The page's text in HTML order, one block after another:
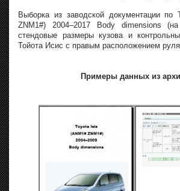
Выборка из заводской документации по
ZNM1#) 2004–2017 Body dimensions
стендовые размеры кузова и
Тойота Исис с правым расположением
Примеры данных из